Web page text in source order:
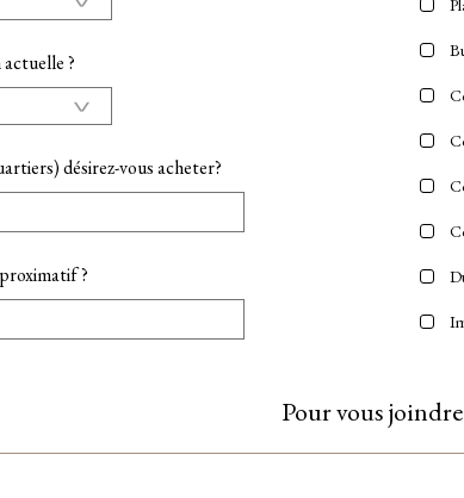
?
désirez-vous acheter?
?
Pour vous joindre